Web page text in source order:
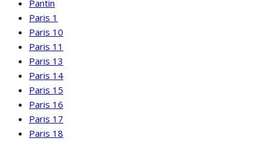
Pantin
Paris 1
Paris 10
Paris 11
Paris 13
Paris 14
Paris 15
Paris 16
Paris 17
Paris 18